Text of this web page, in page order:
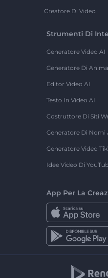
Creatore Di Video
Strumenti Di
Generatore Video AI
Generatore Di
Editor Video AI
Testo In Video AI
Costruttore Di Siti
Generatore Di Nomi
Generatore Video
Idee Video Di
App Per La